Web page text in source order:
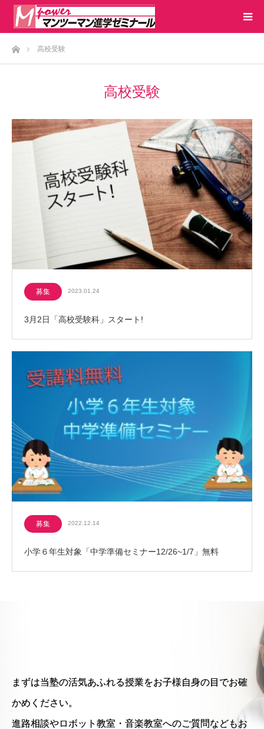
ホーム高校受験
高校受験
募集 2023.01.24
3月2日「高校受験科」スタート!
募集 2022.12.14
小学６年生対象「中学準備セミナー12/26~1/7」無料
まずは当塾の活気あふれる授業をお子様自身の目でお確
かめください。
進路相談やロボット教室・音楽教室へのご質問などもお